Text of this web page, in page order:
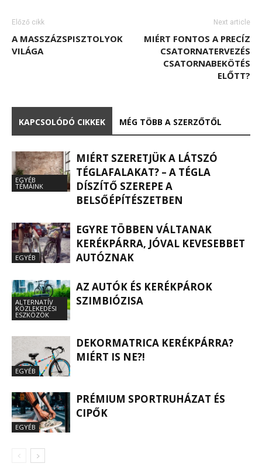
Előző cikk
A MASSZÁZSPISZTOLYOK
VILÁGA
Next article
MIÉRT FONTOS A PRECÍZ
CSATORNATERVEZÉS
CSATORNABEKÖTÉS
ELŐTT?
KAPCSOLÓDÓ CIKKEK MÉG TÖBB A SZERZŐTŐL
EGYÉB
TÉMÁINK
MIÉRT SZERETJÜK A LÁTSZÓ
TÉGLAFALAKAT? – A TÉGLA
DÍSZÍTŐ SZEREPE A
BELSŐÉPÍTÉSZETBEN
EGYÉB
EGYRE TÖBBEN VÁLTANAK
KERÉKPÁRRA, JÓVAL KEVESEBBET
AUTÓZNAK
ALTERNATÍV
KÖZLEKEDÉSI
ESZKÖZÖK
AZ AUTÓK ÉS KERÉKPÁROK
SZIMBIÓZISA
EGYÉB
DEKORMATRICA KERÉKPÁRRA?
MIÉRT IS NE?!
EGYÉB
PRÉMIUM SPORTRUHÁZAT ÉS
CIPŐK